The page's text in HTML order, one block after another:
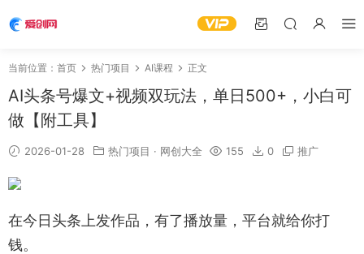
当前位置： 首页 热门项目 AI课程 正文
AI头条号爆文+视频双玩法，单日500+，小白可
做【附工具】
2026-01-28 热门项目 · 网创大全 155 0 推广
在今日头条上发作品，有了播放量，平台就给你打
钱。